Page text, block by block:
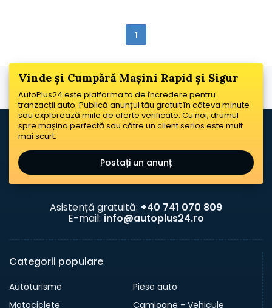
1
Vinde și Cumpără Mașini Rapid și Sigur
AutoPlus24 este platforma ta de încredere pentru
tranzacții auto. Publică anunțul tău gratuit în câteva minute
sau explorează miile de oferte verificate. Cu noi, drumul
spre mașina perfectă sau către un client serios este mult
mai scurt.
Postați un anunț
Asistență gratuită: +40 741 070 809
E-mail: info@autoplus24.ro
Categorii populare
Autoturisme
Piese auto
Motociclete
Camioane - Vehicule